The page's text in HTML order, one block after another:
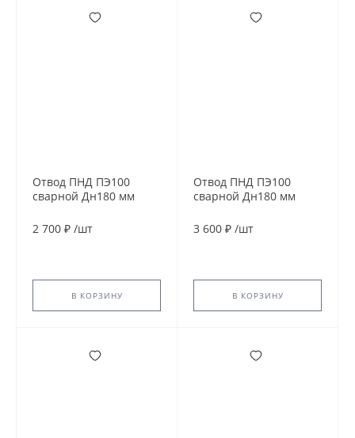
Отвод ПНД ПЭ100
сварной Дн180 мм
2 700 ₽ /шт
В КОРЗИНУ
Отвод ПНД ПЭ100
сварной Дн180 мм
3 600 ₽ /шт
В КОРЗИНУ